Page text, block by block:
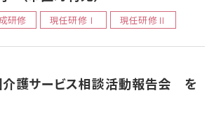
研修 現任研修Ⅰ 現任研修Ⅱ
介護サービス相談活動報告会 を